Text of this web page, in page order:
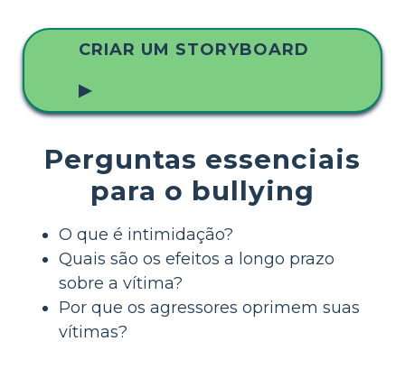
CRIAR UM STORYBOARD
▶
Perguntas essenciais
para o bullying
O que é intimidação?
Quais são os efeitos a longo prazo
sobre a vítima?
Por que os agressores oprimem suas
vítimas?